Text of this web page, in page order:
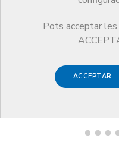
Pots acceptar les
ACCEPTAR